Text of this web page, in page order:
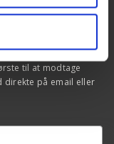
til at modtage
direkte på email eller